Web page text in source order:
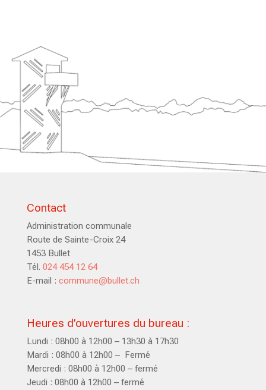
Contact
Administration communale
Route de Sainte-Croix 24
1453 Bullet
Tél. 024 454 12 64
E-mail : commune@bullet.ch
Heures d’ouvertures du bureau :
Lundi : 08h00 à 12h00 – 13h30 à 17h30
Mardi : 08h00 à 12h00 – Fermé
Mercredi : 08h00 à 12h00 – fermé
Jeudi : 08h00 à 12h00 – fermé